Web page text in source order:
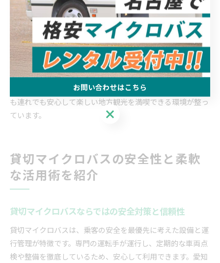
子ども連れの旅行では、安全性と快適性が特に重要ですが、
マイクロバスはその両方を兼ね備えています。広い車内空間
でベビーカーやおむつ替え用品なども持ち込みやすく、子ど
ものペースに合わせた休憩も可能です。
また、愛知県知多郡東浦町からの出発であれば、地元の交通
事情に詳しい運転手が乗車することが多く、急なトラブルや
混雑を避けるルート選択が期待できます。これにより、子ど
も連れでも安心して楽しい地方観光を満喫できる環境が整っ
ています。
貸切マイクロバスの安全性と柔軟
な活用術を紹介
貸切マイクロバスならではの安全対策と信頼性
貸切マイクロバスは、乗客の安全を最優先に考えた設備と運
行管理が特徴です。専門の運転手が運行し、定期的な車両点
検や整備を徹底しているため、安心して利用できます。愛知
お問い合わせはこちら
お問い合わせはこちら